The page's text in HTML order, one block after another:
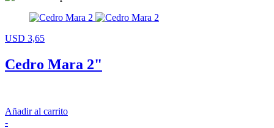
USD 3,65
Cedro Mara 2"
Añadir al carrito
-